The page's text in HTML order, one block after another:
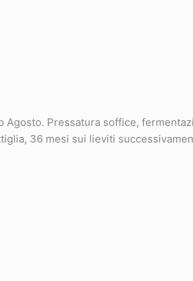
Agosto. Pressatura soffice,
36 mesi sui lieviti